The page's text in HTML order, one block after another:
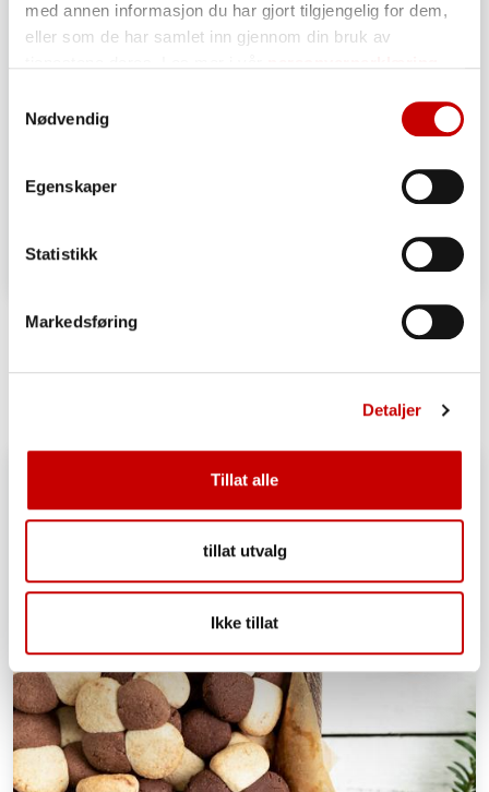
med annen informasjon du har gjort tilgjengelig for dem,
eller som de har samlet inn gjennom din bruk av
Nødvendig
Egenskaper
Statistikk
Markedsføring
Detaljer
Tillat alle
tillat utvalg
Ikke tillat
Bordstabler, glutenfri